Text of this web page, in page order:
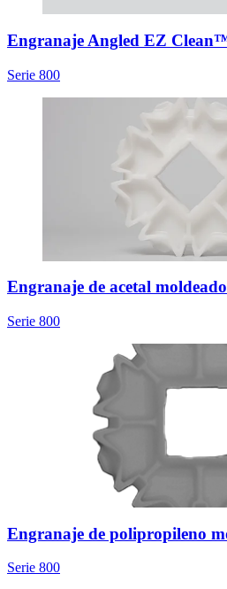
Engranaje Angled EZ
Serie 800
Engranaje de acetal moldeado
Serie 800
Engranaje de polipropileno
Serie 800